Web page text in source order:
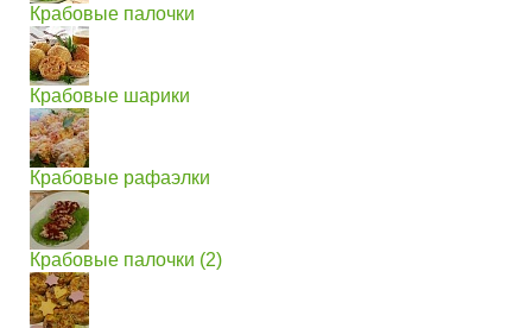
Крабовые палочки
Крабовые шарики
Крабовые рафаэлки
Крабовые палочки (2)